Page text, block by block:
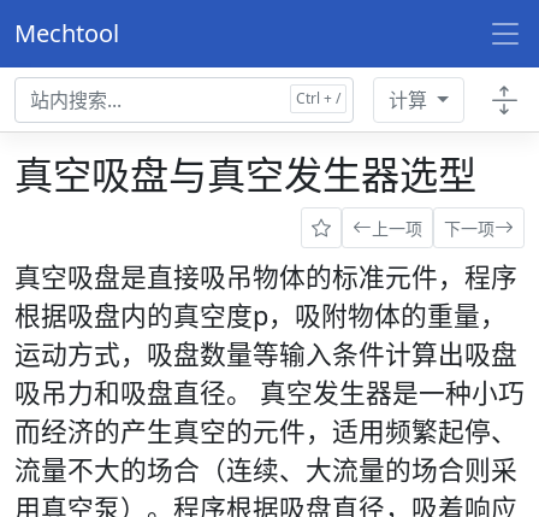
Mechtool
计算
真空吸盘与真空发生器选型
上一项 下一项
真空吸盘是直接吸吊物体的标准元件，程序
根据吸盘内的真空度p，吸附物体的重量，
运动方式，吸盘数量等输入条件计算出吸盘
吸吊力和吸盘直径。 真空发生器是一种小巧
而经济的产生真空的元件，适用频繁起停、
流量不大的场合（连续、大流量的场合则采
用真空泵）。程序根据吸盘直径，吸着响应